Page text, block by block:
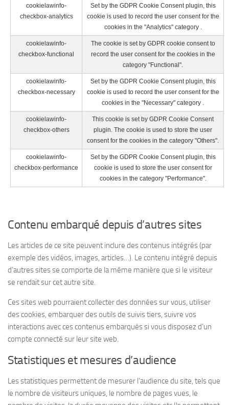
cookielawinfo-
checkbox-analytics
Set by the GDPR Cookie Consent plugin, this
cookie is used to record the user consent for the
cookies in the "Analytics" category .
cookielawinfo-
checkbox-functional
The cookie is set by GDPR cookie consent to
record the user consent for the cookies in the
category "Functional".
cookielawinfo-
checkbox-necessary
Set by the GDPR Cookie Consent plugin, this
cookie is used to record the user consent for the
cookies in the "Necessary" category .
cookielawinfo-
checkbox-others
This cookie is set by GDPR Cookie Consent
plugin. The cookie is used to store the user
consent for the cookies in the category "Others".
cookielawinfo-
checkbox-performance
Set by the GDPR Cookie Consent plugin, this
cookie is used to store the user consent for
cookies in the category "Performance".
Contenu embarqué depuis d’autres sites
Les articles de ce site peuvent inclure des contenus intégrés (par
exemple des vidéos, images, articles…). Le contenu intégré depuis
d’autres sites se comporte de la même manière que si le visiteur
se rendait sur cet autre site.
Ces sites web pourraient collecter des données sur vous, utiliser
des cookies, embarquer des outils de suivis tiers, suivre vos
interactions avec ces contenus embarqués si vous disposez d’un
compte connecté sur leur site web.
Statistiques et mesures d’audience
Les statistiques permettent de mesurer l’audience du site, tels que
le nombre de visiteurs uniques, le nombre de pages vues, le